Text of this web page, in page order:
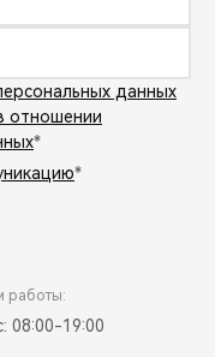
данных
отношении
*
*
работы:
08:00-19:00